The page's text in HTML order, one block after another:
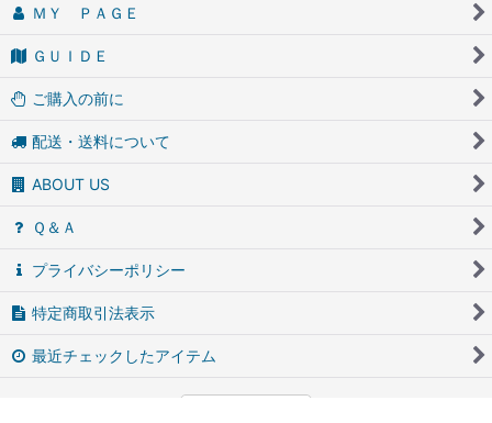
ＭＹ ＰＡＧＥ
ＧＵＩＤＥ
ご購入の前に
配送・送料について
ABOUT US
Ｑ＆Ａ
プライバシーポリシー
特定商取引法表示
最近チェックしたアイテム